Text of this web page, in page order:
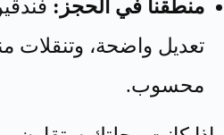
منطقنا في الحجز:
تعديل واضحة، وتنقلات
محسوب.